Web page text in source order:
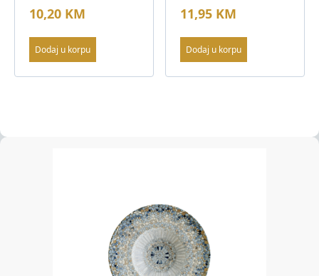
10,20 KM
Dodaj u korpu
11,95 KM
Dodaj u korpu